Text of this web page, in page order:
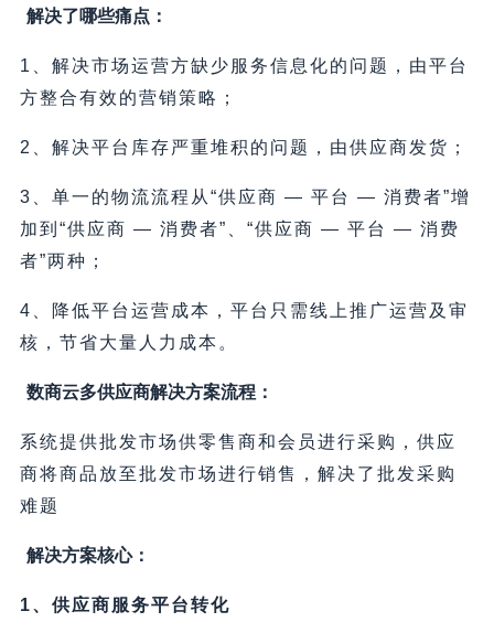
解决了哪些痛点：
1、解决市场运营方缺少服务信息化的问题，由平台
方整合有效的营销策略；
2、解决平台库存严重堆积的问题，由供应商发货；
3、单一的物流流程从“供应商 — 平台 — 消费者”增
加到“供应商 — 消费者”、“供应商 — 平台 — 消费
者”两种；
4、降低平台运营成本，平台只需线上推广运营及审
核，节省大量人力成本。
数商云多供应商解决方案流程：
系统提供批发市场供零售商和会员进行采购，供应
商将商品放至批发市场进行销售，解决了批发采购
难题
解决方案核心：
1、供应商服务平台转化